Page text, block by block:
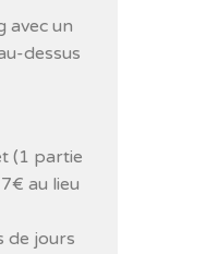
avec un
dessus
(1 partie
au lieu
de jours